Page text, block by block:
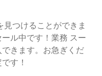
つけることができま
ル中です！業務 スー
きます。お急ぎくだ
す！